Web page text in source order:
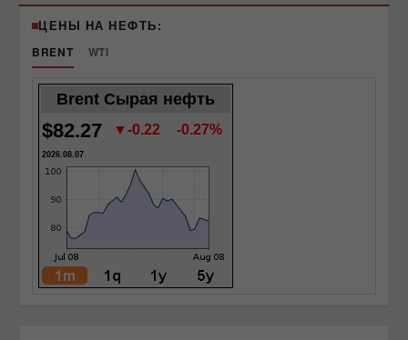
ЦЕНЫ НА НЕФТЬ:
BRENT
WTI
Brent Сырая нефть
$82.27 ▼-0.22 -0.27%
2026.08.07